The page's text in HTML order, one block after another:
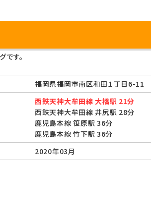
す。
福岡県福岡市南区和田１丁目
西鉄天神大牟田線 大橋駅 21分
西鉄天神大牟田線 井尻駅 28分
鹿児島本線 笹原駅 36分
鹿児島本線 竹下駅 36分
2020年03月